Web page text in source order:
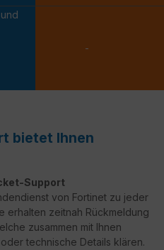
-
bietet Ihnen
Support
von Fortinet zu jeder
erhalten zeitnah Rückmeldung
zusammen mit Ihnen
technische Details klären.